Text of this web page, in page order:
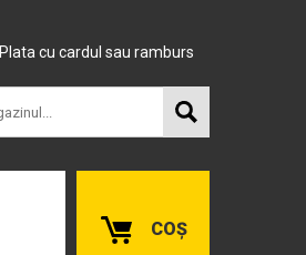
cu cardul sau ramburs
COȘ